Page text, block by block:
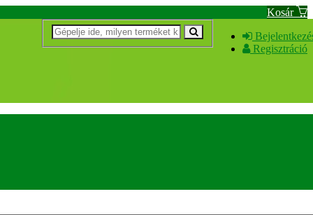
Kosár
Regisztráció